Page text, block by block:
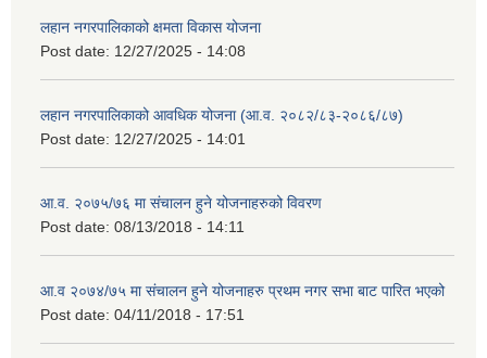
लहान नगरपालिकाको क्षमता विकास योजना
Post date: 12/27/2025 - 14:08
लहान नगरपालिकाको आवधिक योजना (आ.व. २०८२/८३-२०८६/८७)
Post date: 12/27/2025 - 14:01
आ.व. २०७५/७६ मा संचालन हुने योजनाहरुको विवरण
Post date: 08/13/2018 - 14:11
आ.व २०७४/७५ मा संचालन हुने योजनाहरु प्रथम नगर सभा बाट पारित भएको
Post date: 04/11/2018 - 17:51